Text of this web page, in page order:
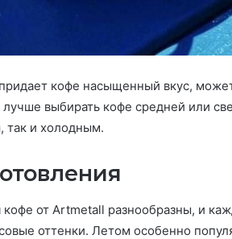
кофе насыщенный вкус,
выбирать кофе средней или
так и холодным.
от Artmetall разнообразны, и
оттенки. Летом особенно